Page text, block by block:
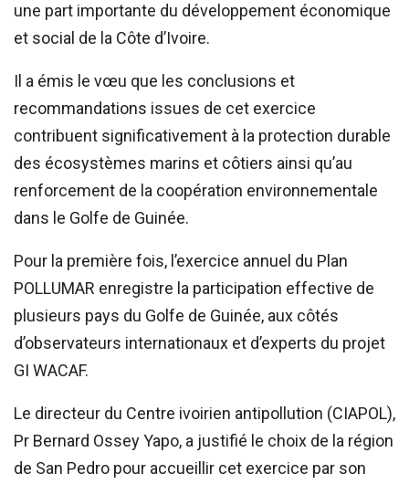
une part importante du développement économique
et social de la Côte d’Ivoire.
Il a émis le vœu que les conclusions et
recommandations issues de cet exercice
contribuent significativement à la protection durable
des écosystèmes marins et côtiers ainsi qu’au
renforcement de la coopération environnementale
dans le Golfe de Guinée.
Pour la première fois, l’exercice annuel du Plan
POLLUMAR enregistre la participation effective de
plusieurs pays du Golfe de Guinée, aux côtés
d’observateurs internationaux et d’experts du projet
GI WACAF.
Le directeur du Centre ivoirien antipollution (CIAPOL),
Pr Bernard Ossey Yapo, a justifié le choix de la région
de San Pedro pour accueillir cet exercice par son